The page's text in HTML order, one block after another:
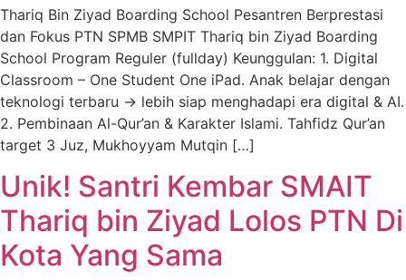
Thariq Bin Ziyad Boarding School Pesantren Berprestasi
dan Fokus PTN SPMB SMPIT Thariq bin Ziyad Boarding
School Program Reguler (fullday) Keunggulan: 1. Digital
Classroom – One Student One iPad. Anak belajar dengan
teknologi terbaru → lebih siap menghadapi era digital & AI.
2. Pembinaan Al-Qur’an & Karakter Islami. Tahfidz Qur’an
target 3 Juz, Mukhoyyam Mutqin […]
Unik! Santri Kembar SMAIT
Thariq bin Ziyad Lolos PTN Di
Kota Yang Sama